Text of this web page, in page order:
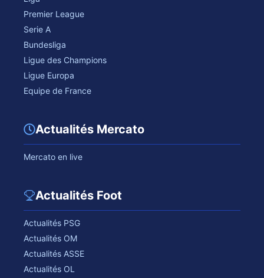
Premier League
Serie A
Bundesliga
Ligue des Champions
Ligue Europa
Equipe de France
Actualités Mercato
Mercato en live
Actualités Foot
Actualités PSG
Actualités OM
Actualités ASSE
Actualités OL